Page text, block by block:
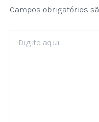
Campos obrigatórios
aqui...